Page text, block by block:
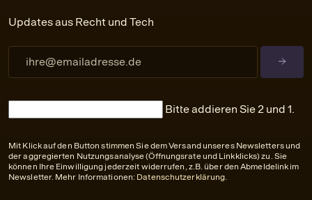
Updates aus Recht und Tech
Bitte addieren Sie 2 und 1.
Mit Klick auf den Button stimmen Sie dem Versand unseres Newsletters und
der aggregierten Nutzungsanalyse (Öffnungsrate und Linkklicks) zu. Sie
können Ihre Einwilligung jederzeit widerrufen, z.B. über den Abmeldelink im
Newsletter. Mehr Informationen: Datenschutzerklärung